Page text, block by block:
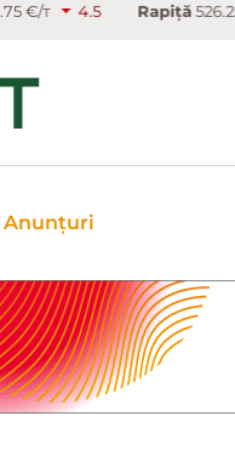
Rapiţă526.25 €/т 3
Anunțuri